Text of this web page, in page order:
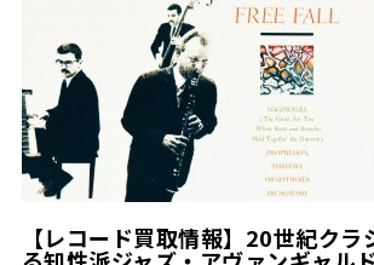
【レコード買取情報】20世紀ク